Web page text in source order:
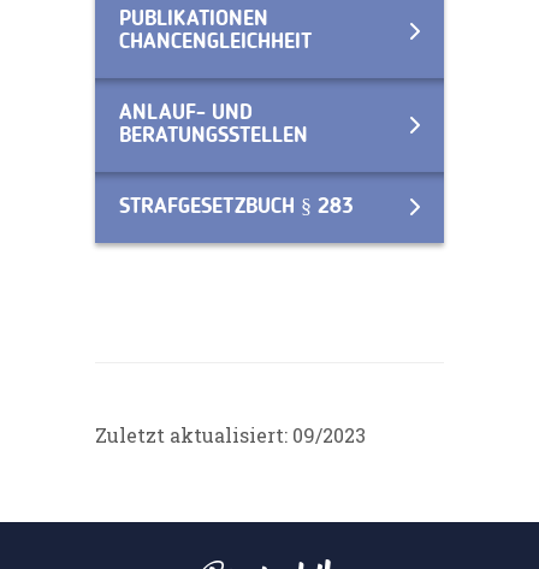
PUBLIKATIONEN
CHANCENGLEICHHEIT
ANLAUF- UND
BERATUNGSSTELLEN
STRAFGESETZBUCH § 283
Zuletzt aktualisiert: 09/2023